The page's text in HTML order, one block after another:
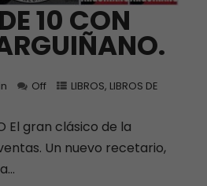
10 CON
Off LIBROS, LIBROS DE
El gran clásico de la
Un nuevo recetario,